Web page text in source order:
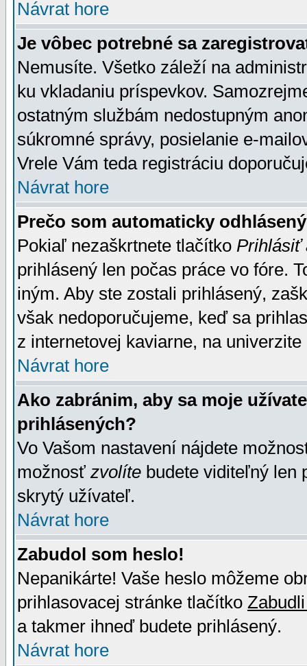
Návrat hore
Je vôbec potrebné sa
Nemusíte. Všetko záleží na
ku vkladaniu príspevkov.
ostatným službám nedostupným
súkromné správy, posielanie e-
Vrele Vám teda registráciu
Návrat hore
Prečo som automaticky
Pokiaľ nezaškrtnete tlačítko Prihlásiť
prihlásený len počas práce vo fóre.
iným. Aby ste zostali prihlásený,
však nedoporučujeme, keď sa
z internetovej kaviarne, na univerzite
Návrat hore
Ako zabránim, aby sa moje
prihlásených?
Vo Vašom nastavení nájdete
možnosť zvolíte budete viditeľný len
skrytý užívateľ.
Návrat hore
Zabudol som heslo!
Nepanikárte! Vaše heslo môžeme
prihlasovacej stránke tlačítko
a takmer ihneď budete prihlásený.
Návrat hore